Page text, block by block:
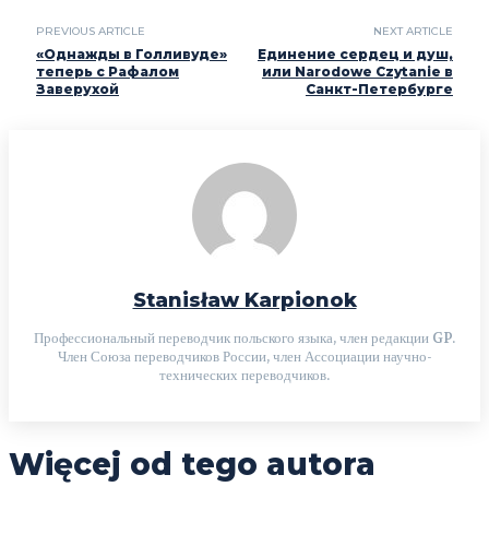
PREVIOUS ARTICLE
«Однажды в Голливуде»
теперь с Рафалом
Заверухой
NEXT ARTICLE
Единение сердец и душ,
или Narodowe Czytanie в
Санкт-Петербурге
Stanisław Karpionok
Профессиональный переводчик польского языка, член редакции GP.
Член Союза переводчиков России, член Ассоциации научно-
технических переводчиков.
Więcej od tego autora